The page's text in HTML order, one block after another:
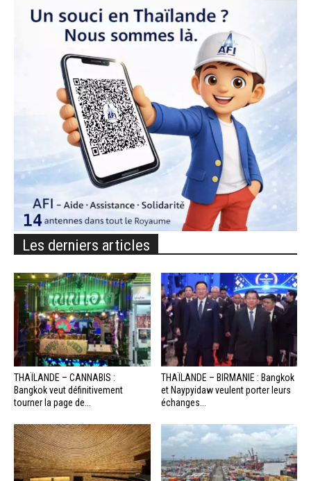
Les derniers articles
THAÏLANDE – CANNABIS :
Bangkok veut définitivement
tourner la page de...
THAÏLANDE – BIRMANIE : Bangkok
et Naypyidaw veulent porter leurs
échanges...